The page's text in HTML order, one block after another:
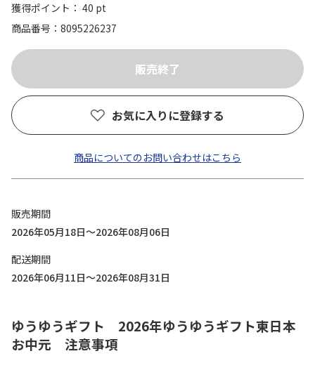
獲得ポイント： 40 pt
商品番号
8095226237
お気に入りに登録する
商品についてのお問い合わせはこちら
販売期間
2026年05月18日～2026年08月06日
配送期間
2026年06月11日～2026年08月31日
ゆうゆうギフト 2026年ゆうゆうギフト東日本
お中元 注意事項